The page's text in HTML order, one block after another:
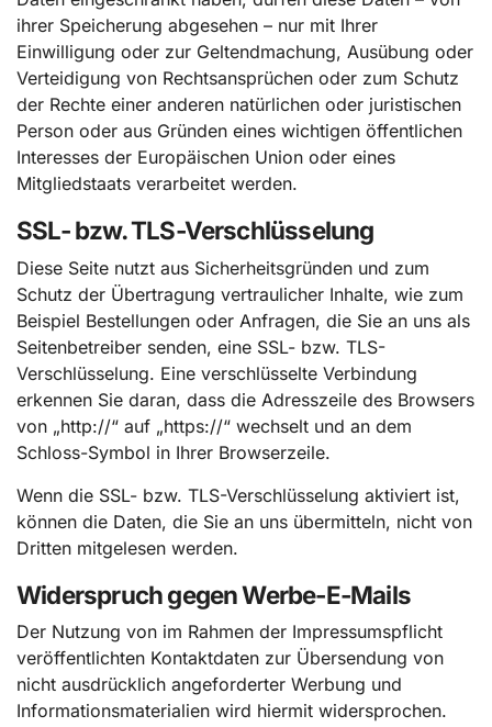
ihrer Speicherung abgesehen – nur mit Ihrer
Einwilligung oder zur Geltendmachung, Ausübung oder
Verteidigung von Rechtsansprüchen oder zum Schutz
der Rechte einer anderen natürlichen oder juristischen
Person oder aus Gründen eines wichtigen öffentlichen
Interesses der Europäischen Union oder eines
Mitgliedstaats verarbeitet werden.
SSL- bzw. TLS-Verschlüsselung
Diese Seite nutzt aus Sicherheitsgründen und zum
Schutz der Übertragung vertraulicher Inhalte, wie zum
Beispiel Bestellungen oder Anfragen, die Sie an uns als
Seitenbetreiber senden, eine SSL- bzw. TLS-
Verschlüsselung. Eine verschlüsselte Verbindung
erkennen Sie daran, dass die Adresszeile des Browsers
von „http://“ auf „https://“ wechselt und an dem
Schloss-Symbol in Ihrer Browserzeile.
Wenn die SSL- bzw. TLS-Verschlüsselung aktiviert ist,
können die Daten, die Sie an uns übermitteln, nicht von
Dritten mitgelesen werden.
Widerspruch gegen Werbe-E-Mails
Der Nutzung von im Rahmen der Impressumspflicht
veröffentlichten Kontaktdaten zur Übersendung von
nicht ausdrücklich angeforderter Werbung und
Informationsmaterialien wird hiermit widersprochen.